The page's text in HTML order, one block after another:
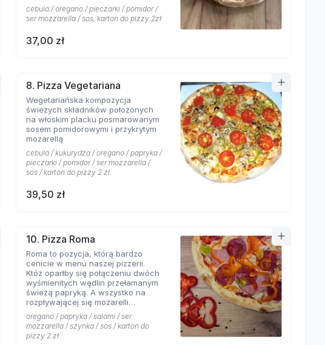
cebula / oregano / pieczarki / pomidor /
ser mozzarella / sos, karton do pizzy 2zł
37,00 zł
8. Pizza Vegetariana
Wegetariańska kompozycja
świeżych składników położonych
na włoskim placku posmarowanym
sosem pomidorowymi i przykrytym
mozarellą
cebula / kukurydza / oregano / papryka /
pieczarki / pomidor / ser mozzarella /
sos / karton do pizzy 2 zł
39,50 zł
10. Pizza Roma
Roma to pozycja, którą bardzo
cenicie w menu naszej pizzerii.
Któż oparłby się połączeniu dwóch
wyśmienitych wędlin przełamanym
świeżą papryką. A wszystko na
rozpływającej się mozarelli
posypanej oregano.
oregano / papryka / salami / ser
mozzarella / szynka / sos / karton do
pizzy 2 zł